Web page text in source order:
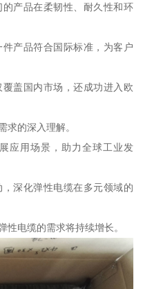
产品在柔韧性、耐久性和环
产品符合国际标准，为客户
盖国内市场，还成功进入欧
求的深入理解。
应用场景，助力全球工业发
深化弹性电缆在多元领域的
性电缆的需求将持续增长。